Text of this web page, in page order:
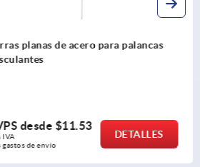
Barras redondas de acero para palancas
basculantes
PVPS desde$5.48
más IVA
más gastos de envío
DETALLES